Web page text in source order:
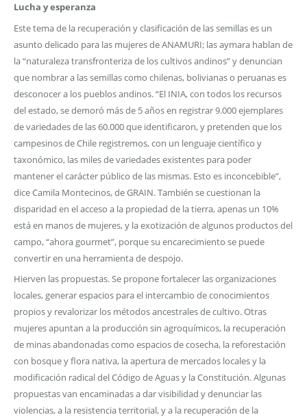
Lucha y esperanza
Este tema de la recuperación y clasificación de las semillas es un
asunto delicado para las mujeres de ANAMURI; las aymara hablan de
la “naturaleza transfronteriza de los cultivos andinos” y denuncian
que nombrar a las semillas como chilenas, bolivianas o peruanas es
desconocer a los pueblos andinos. “El INIA, con todos los recursos
del estado, se demoró más de 5 años en registrar 9.000 ejemplares
de variedades de las 60.000 que identificaron, y pretenden que los
campesinos de Chile registremos, con un lenguaje científico y
taxonómico, las miles de variedades existentes para poder
mantener el carácter público de las mismas. Esto es inconcebible”,
dice Camila Montecinos, de GRAIN. También se cuestionan la
disparidad en el acceso a la propiedad de la tierra, apenas un 10%
está en manos de mujeres, y la exotización de algunos productos del
campo, “ahora gourmet”, porque su encarecimiento se puede
convertir en una herramienta de despojo.
Hierven las propuestas. Se propone fortalecer las organizaciones
locales, generar espacios para el intercambio de conocimientos
propios y revalorizar los métodos ancestrales de cultivo. Otras
mujeres apuntan a la producción sin agroquímicos, la recuperación
de minas abandonadas como espacios de cosecha, la reforestación
con bosque y flora nativa, la apertura de mercados locales y la
modificación radical del Código de Aguas y la Constitución. Algunas
propuestas van encaminadas a dar visibilidad y denunciar las
violencias, a la resistencia territorial, y a la recuperación de la